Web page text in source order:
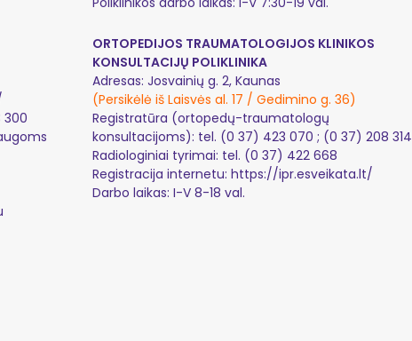
300
ORTOPEDIJOS TRAUMATOLOGIJOS KLINIKOS
KONSULTACIJŲ POLIKLINIKA
Adresas: Josvainių g. 2, Kaunas
(Persikėlė iš Laisvės al. 17 / Gedimino g. 36)
Registratūra (ortopedų-traumatologų
konsultacijoms): tel. (0 37) 423 070 ; (0 37) 208 314
Radiologiniai tyrimai: tel. (0 37) 422 668
Registracija internetu: https://ipr.esveikata.lt/
Darbo laikas: I-V 8-18 val.